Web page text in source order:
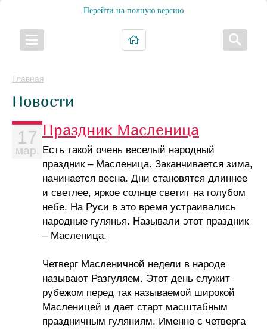
Перейти на полную версию
Главная
Новости
17
мар.
Праздник Масленица
Есть такой очень веселый народный
праздник – Масленица. Заканчивается зима,
начинается весна. Дни становятся длиннее
и светлее, яркое солнце светит на голубом
небе. На Руси в это время устраивались
народные гулянья. Называли этот праздник
– Масленица.
Четверг Масленичной недели в народе
называют Разгуляем. Этот день служит
рубежом перед так называемой широкой
Масленицей и дает старт масштабным
праздничным гуляниям. Именно с четверга